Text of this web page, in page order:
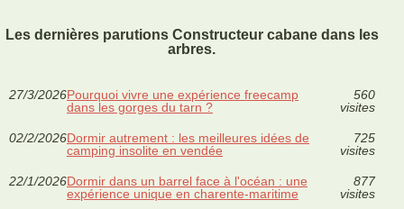
Les dernières parutions Constructeur cabane dans les
arbres.
27/3/2026Pourquoi vivre une expérience freecamp
dans les gorges du tarn ?
560
visites
02/2/2026Dormir autrement : les meilleures idées de
camping insolite en vendée
725
visites
22/1/2026Dormir dans un barrel face à l'océan : une
expérience unique en charente-maritime
877
visites